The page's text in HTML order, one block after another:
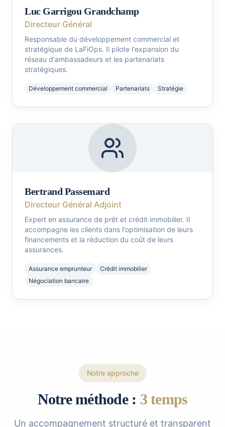
Luc Garrigou Grandchamp
Directeur Général
Responsable du développement commercial et
stratégique de LaFiOps. Il pilote l'expansion du
réseau d'ambassadeurs et les partenariats
stratégiques.
Développement commercial Partenariats Stratégie
Bertrand Passemard
Directeur Général Adjoint
Expert en assurance de prêt et crédit immobilier. Il
accompagne les clients dans l'optimisation de leurs
financements et la réduction du coût de leurs
assurances.
Assurance emprunteur
Crédit immobilier
Négociation bancaire
Notre approche
Notre méthode : 3 temps
Un accompagnement structuré et transparent